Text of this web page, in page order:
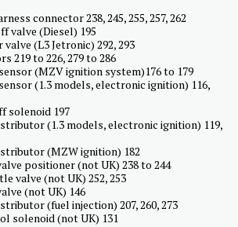
connector 238, 245, 255, 257, 262
valve (Diesel) 195
(L3 Jetronic) 292, 293
219 to 226, 279 to 286
(MZV ignition system)176 to 179
(1.3 models, electronic ignition) 116,
solenoid 197
(1.3 models, electronic ignition) 119,
(MZW ignition) 182
positioner (not UK) 238 to 244
valve (not UK) 252, 253
(not UK) 146
(fuel injection) 207, 260, 273
solenoid (not UK) 131